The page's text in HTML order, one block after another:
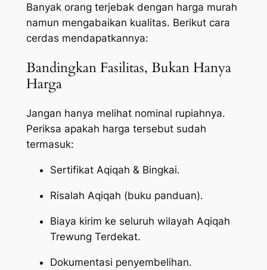
Banyak orang terjebak dengan harga murah
namun mengabaikan kualitas. Berikut cara
cerdas mendapatkannya:
Bandingkan Fasilitas, Bukan Hanya
Harga
Jangan hanya melihat nominal rupiahnya.
Periksa apakah harga tersebut sudah
termasuk:
Sertifikat Aqiqah & Bingkai.
Risalah Aqiqah (buku panduan).
Biaya kirim ke seluruh wilayah Aqiqah
Trewung Terdekat.
Dokumentasi penyembelihan.